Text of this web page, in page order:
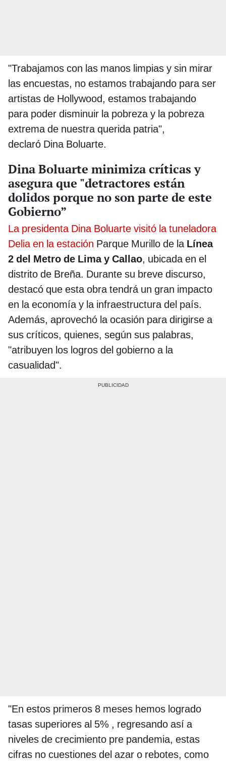
"Trabajamos con las manos limpias y sin mirar
las encuestas, no estamos trabajando para ser
artistas de Hollywood, estamos trabajando
para poder disminuir la pobreza y la pobreza
extrema de nuestra querida patria",
declaró Dina Boluarte.
Dina Boluarte minimiza críticas y
asegura que "detractores están
dolidos porque no son parte de este
Gobierno”
La presidenta Dina Boluarte visitó la tuneladora
Delia en la estación Parque Murillo de la Línea
2 del Metro de Lima y Callao, ubicada en el
distrito de Breña. Durante su breve discurso,
destacó que esta obra tendrá un gran impacto
en la economía y la infraestructura del país.
Además, aprovechó la ocasión para dirigirse a
sus críticos, quienes, según sus palabras,
"atribuyen los logros del gobierno a la
casualidad".
"En estos primeros 8 meses hemos logrado
tasas superiores al 5% , regresando así a
niveles de crecimiento pre pandemia, estas
cifras no cuestiones del azar o rebotes, como